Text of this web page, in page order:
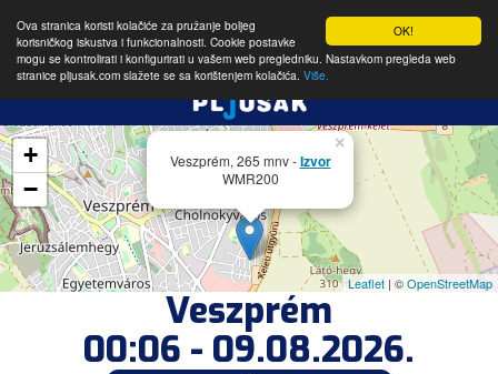
OK!
Ova stranica koristi kolačiće za pružanje boljeg
korisničkog iskustva i funkcionalnosti. Cookie postavke
mogu se kontrolirati i konfigurirati u vašem web pregledniku. Nastavkom pregleda web
stranice pljusak.com slažete se sa korištenjem kolačića. Više.
Veszprém, 265 mnv -Izvor
WMR200
×
+
−
Leaflet | ©OpenStreetMap
Veszprém
00:06 - 09.08.2026.